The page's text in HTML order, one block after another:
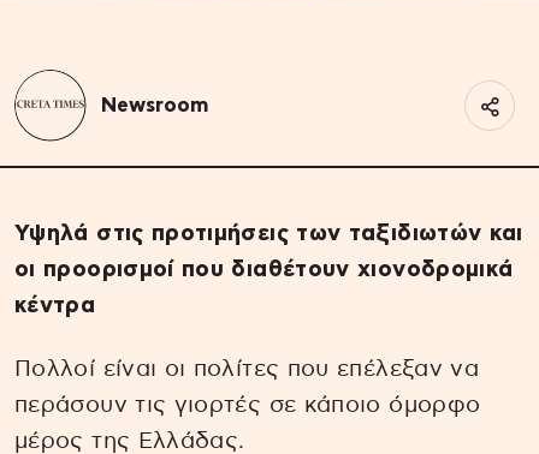
Newsroom
Υψηλά στις προτιμήσεις των ταξιδιωτών και
οι προορισμοί που διαθέτουν χιονοδρομικά
κέντρα
Πολλοί είναι οι πολίτες που επέλεξαν να
περάσουν τις γιορτές σε κάποιο όμορφο
μέρος της Ελλάδας.